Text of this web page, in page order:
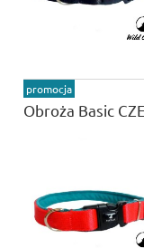
Obroża Basic
promocja